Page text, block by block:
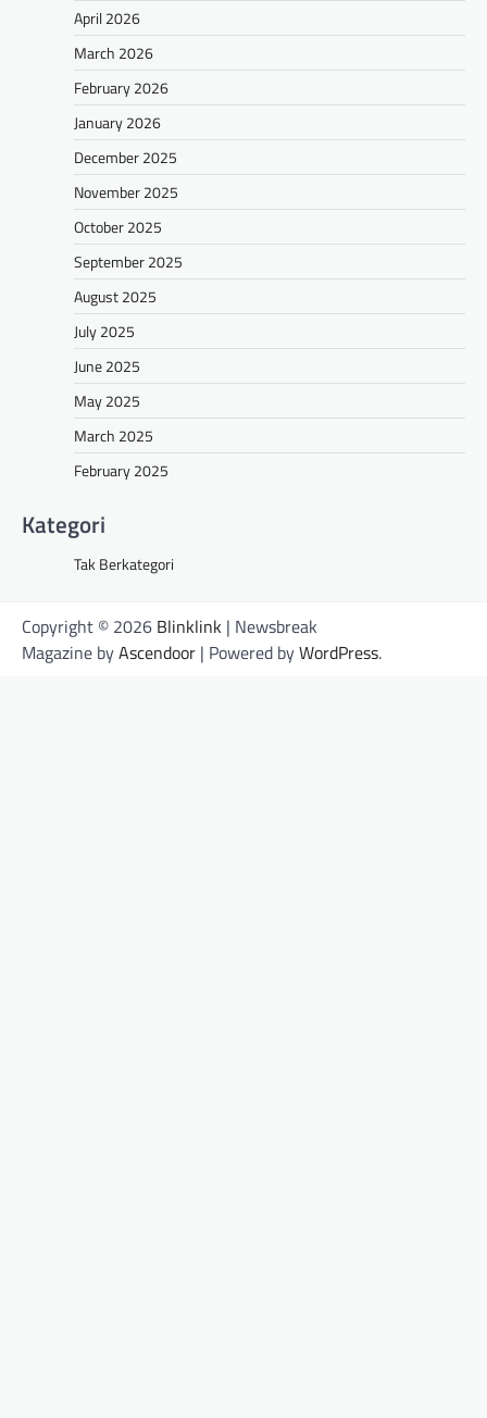
April 2026
March 2026
February 2026
January 2026
December 2025
November 2025
October 2025
September 2025
August 2025
July 2025
June 2025
May 2025
March 2025
February 2025
Kategori
Tak Berkategori
Copyright © 2026 Blinklink | Newsbreak
Magazine byAscendoor | Powered byWordPress.